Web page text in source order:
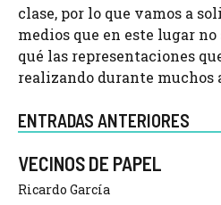
clase, por lo que vamos a
medios que en este lugar
qué las representaciones
realizando durante muchos
ENTRADAS ANTERIORES
VECINOS DE PAPEL
Ricardo García